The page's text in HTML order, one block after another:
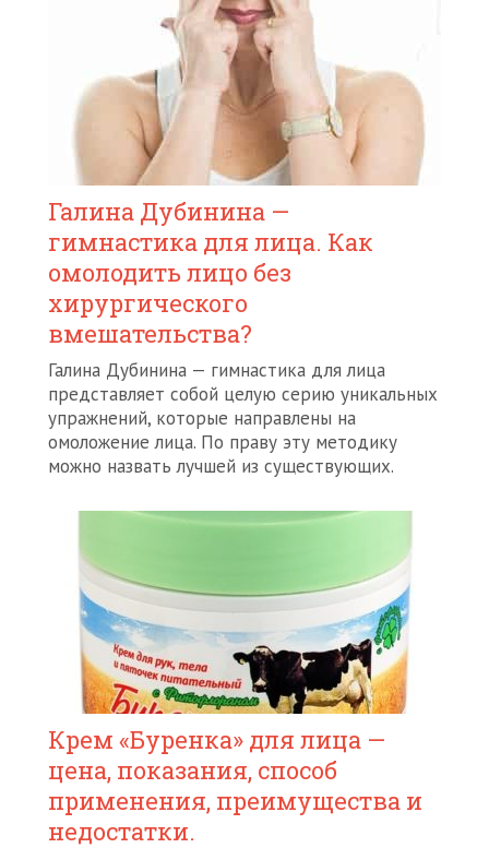
Галина Дубинина —
гимнастика для лица. Как
омолодить лицо без
хирургического
вмешательства?
Галина Дубинина — гимнастика для лица
представляет собой целую серию уникальных
упражнений, которые направлены на
омоложение лица. По праву эту методику
можно назвать лучшей из существующих.
Крем «Буренка» для лица —
цена, показания, способ
применения, преимущества и
недостатки.